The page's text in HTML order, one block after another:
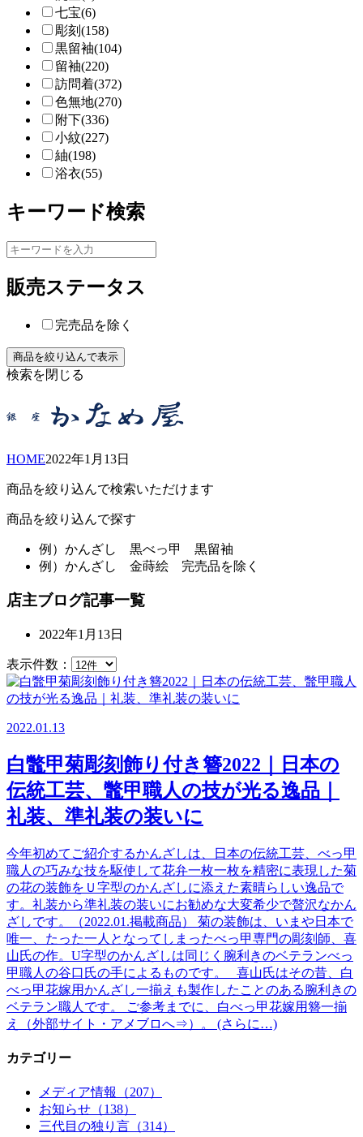
七宝(6)
彫刻(158)
黒留袖(104)
留袖(220)
訪問着(372)
色無地(270)
附下(336)
小紋(227)
紬(198)
浴衣(55)
キーワード検索
販売ステータス
完売品を除く
検索を閉じる
HOME2022年1月 13日
商品を絞り込んで検索いただけます
商品を絞り込んで探す
例） かんざし 黒べっ甲 黒留袖
例） かんざし 金蒔絵 完売品を除く
店主ブログ記事一覧
2022年1月13日
表示件数：
2022.01.13
白鼈甲菊彫刻飾り付き簪2022｜日本の
伝統工芸、鼈甲職人の技が光る逸品｜
礼装、準礼装の装いに
今年初めてご紹介するかんざしは、日本の伝統工芸、べっ甲
職人の巧みな技を駆使して花弁一枚一枚を精密に表現した菊
の花の装飾をＵ字型のかんざしに添えた素晴らしい逸品で
す。礼装から準礼装の装いにお勧めな大変希少で贅沢なかん
ざしです。（2022.01.掲載商品） 菊の装飾は、いまや日本で
唯一、たった一人となってしまったべっ甲専門の彫刻師、喜
山氏の作。U字型のかんざしは同じく腕利きのベテランべっ
甲職人の谷口氏の手によるものです。 喜山氏はその昔、白
べっ甲花嫁用かんざし一揃えも製作したことのある腕利きの
ベテラン職人です。 ご参考までに、白べっ甲花嫁用簪一揃
え（外部サイト・アメブロへ⇒）。 (さらに…)
カテゴリー
メディア情報（207）
お知らせ（138）
三代目の独り言（314）